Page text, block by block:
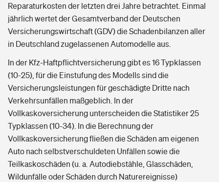
Reparaturkosten der letzten drei Jahre betrachtet. Einmal
jährlich wertet der Gesamtverband der Deutschen
Versicherungswirtschaft (GDV) die Schadenbilanzen aller
in Deutschland zugelassenen Automodelle aus.
In der Kfz-Haftpflichtversicherung gibt es 16 Typklassen
(10-25), für die Einstufung des Modells sind die
Versicherungsleistungen für geschädigte Dritte nach
Verkehrsunfällen maßgeblich. In der
Vollkaskoversicherung unterscheiden die Statistiker 25
Typklassen (10-34). In die Berechnung der
Vollkaskoversicherung fließen die Schäden am eigenen
Auto nach selbstverschuldeten Unfällen sowie die
Teilkaskoschäden (u. a. Autodiebstähle, Glasschäden,
Wildunfälle oder Schäden durch Naturereignisse)